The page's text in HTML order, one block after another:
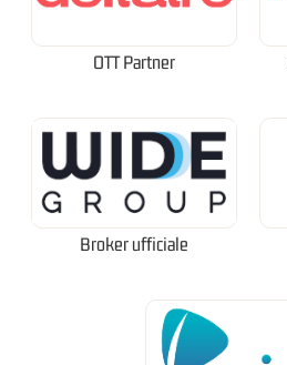
OTT Partner
Broker ufficiale